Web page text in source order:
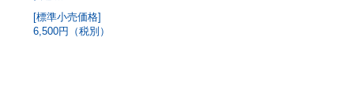
[標準小売価格]
6,500円（税別）